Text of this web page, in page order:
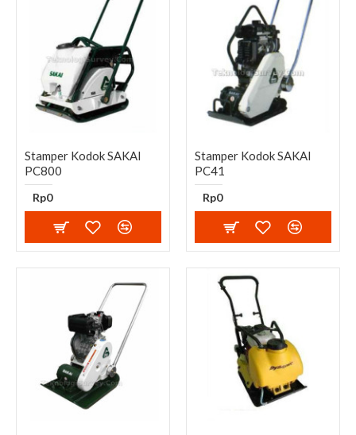
Stamper Kodok SAKAI
PC800
Rp0
Stamper Kodok SAKAI
PC41
Rp0